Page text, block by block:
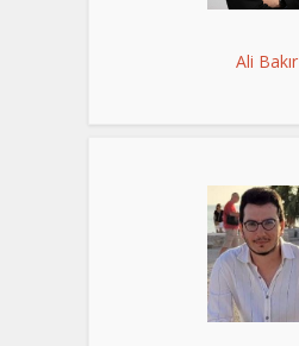
Ali Bakır